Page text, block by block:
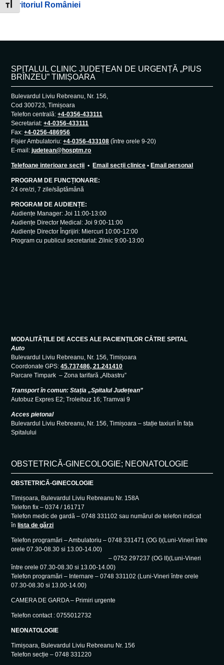
Toggle Font size
teritoriul României
SPITALUL CLINIC JUDEȚEAN DE URGENȚĂ „PIUS
BRÎNZEU” TIMIȘOARA
Bulevardul Liviu Rebreanu, Nr. 156,
Cod 300723, Timișoara
Telefon centrală:+4-0356-433111
Secretariat:+4-0356-433111
Fax:+4-0256-486956
Fișier Ambulatoriu:+4-0356-433108 (între orele 9-20)
E-mail:judetean@hosptm.ro
Telefoane interioare secții •Email secții clinice •Email personal
PROGRAM DE FUNCȚIONARE:
24 ore/zi, 7 zile/săptămână
PROGRAM DE AUDIENȚE:
Audiențe Manager: Joi 11:00-13:00
Audiențe Director Medical: Joi 9:00-11:00
Audiențe Director Îngrijiri: Miercuri 10:00-12:00
Program cu publicul secretariat: Zilnic 9:00-13:00
MODALITĂȚILE DE ACCES ALE PACIENȚILOR CĂTRE SPITAL
Auto
Bulevardul Liviu Rebreanu, Nr. 156, Timișoara
Coordonate GPS:45.737486, 21.241410
Parcare Timpark – Zona tarifară „Albastru”
Transport în comun: Stația „Spitalul Județean”
Autobuz Expres E2; Troleibuz 16; Tramvai 9
Acces pietonal
Bulevardul Liviu Rebreanu, Nr. 156, Timișoara – stație taxiuri în fața
Spitalului
OBSTETRICĂ-GINECOLOGIE; NEONATOLOGIE
OBSTETRICĂ-GINECOLOGIE
Timișoara, Bulevardul Liviu Rebreanu Nr. 158A
Telefon fix – 0374 / 161717
Telefon medic de gardă – 0748 331102 sau numărul de telefon indicat
în lista de gărzi
Telefon programări – Ambulatoriu – 0748 331471 (OG I)(Luni-Vineri între
orele 07.30-08.30 si 13.00-14.00)
– 0752 297237 (OG II)(Luni-Vineri
între orele 07.30-08.30 si 13.00-14.00)
Telefon programări – Internare – 0748 331102 (Luni-Vineri între orele
07.30-08.30 si 13.00-14.00)
CAMERA DE GARDA – Primiri urgente
Telefon contact : 0755012732
NEONATOLOGIE
Timișoara, Bulevardul Liviu Rebreanu Nr. 156
Telefon secție – 0748 331220